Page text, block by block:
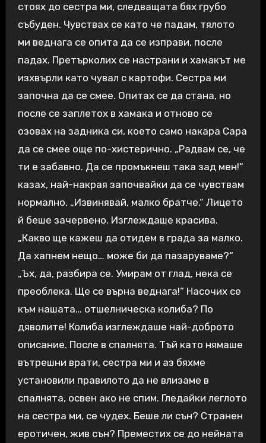
стоях до сестра ми, следващата бях грубо
събуден. Чувствах се като че падам, тялото
ми веднага се опита да се изправи, после
падах. Претърколих се настрани и хамакът ме
изхвърли като чувал с картофи. Сестра ми
започна да се смее. Опитах се да стана, но
после се заплетох в хамака и отново се
озовах на задника си, което само накара Сара
да се смее още по-хистерично. „Радвам се, че
ти е забавно. Да се промъкнеш така зад мен!“
казах, най-накрая започвайки да се чувствам
нормално. „Извинявай, малко братче.“ Лицето
й беше зачервено. Изглеждаше красива.
„Какво ще кажеш да отидем в града за малко.
Да хапнем нещо… може би да пазаруваме?“
„Ъх, да, разбира се. Умирам от глад, нека се
преоблека. Ще се върна веднага!“ Насочих се
към нашата… отшелническа колиба? По
дяволите! Колиба изглеждаше най-доброто
описание. После в спалнята. Тъй като нямаше
вътрешни врати, сестра ми и аз бяхме
установили правилото да не влизаме в
спалнята, освен ако не спим. Гледайки леглото
на сестра ми, се чудех. Беше ли сън? Странен
еротичен, жив сън? Преместих се до нейната